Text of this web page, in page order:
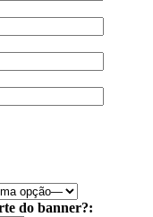
do banner?: